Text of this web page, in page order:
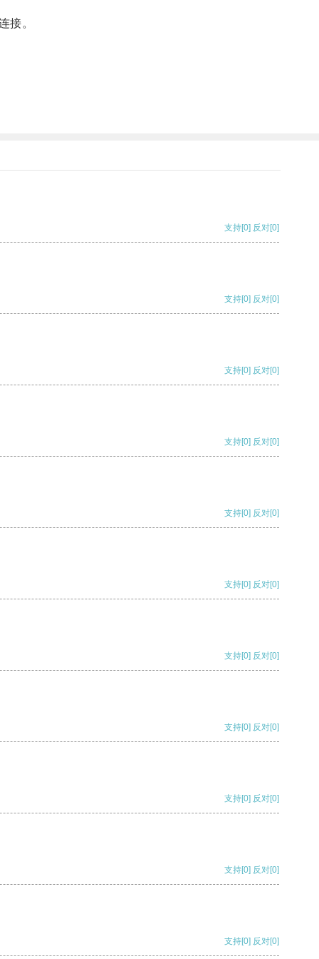
接。
支持[0] 反对[0]
支持[0] 反对[0]
支持[0] 反对[0]
支持[0] 反对[0]
支持[0] 反对[0]
支持[0] 反对[0]
支持[0] 反对[0]
支持[0] 反对[0]
支持[0] 反对[0]
支持[0] 反对[0]
支持[0] 反对[0]